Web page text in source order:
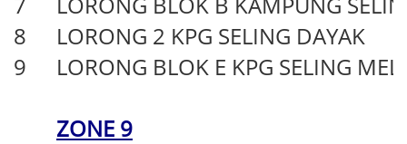
8
LORONG 2 KPG SELING DAYAK
9
LORONG BLOK E KPG SELING
ZONE 9